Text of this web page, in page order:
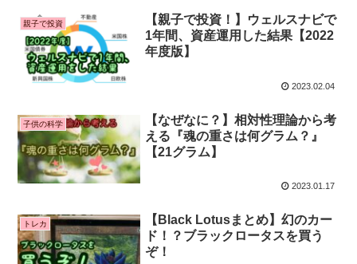
親子で投資
【親子で投資！】ウェルスナビで
1年間、資産運用した結果【2022
年度版】
2023.02.04
子供の科学
【なぜなに？】相対性理論から考
える『魂の重さは何グラム？』
【21グラム】
2023.01.17
トレカ
【Black Lotusまとめ】幻のカー
ド！？ブラックロータスを買う
ぞ！